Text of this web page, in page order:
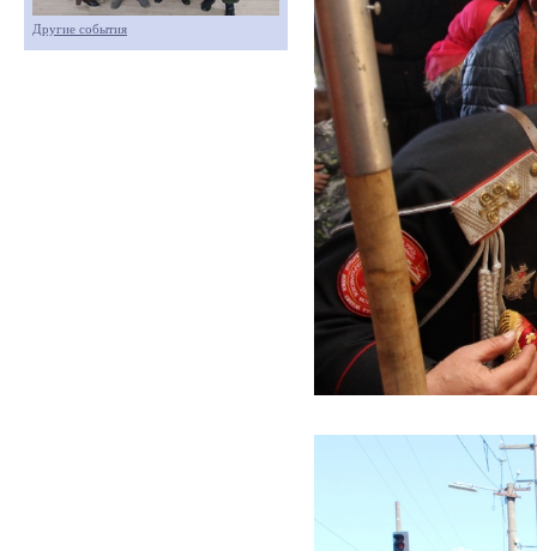
Другие события